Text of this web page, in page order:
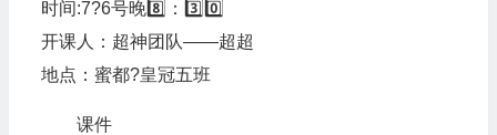
时间:7?️6号晚8️⃣：3️⃣0️⃣
开课人：超神团队——超超
地点：蜜都?皇冠五班
课件